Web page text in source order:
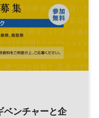
ベンチャーと企